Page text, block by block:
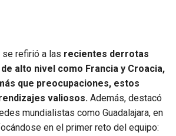
se refirió a las recientes derrotas
alto nivel como Francia y Croacia,
que preocupaciones, estos
valiosos. Además, destacó
mundialistas como Guadalajara, en
en el primer reto del equipo: